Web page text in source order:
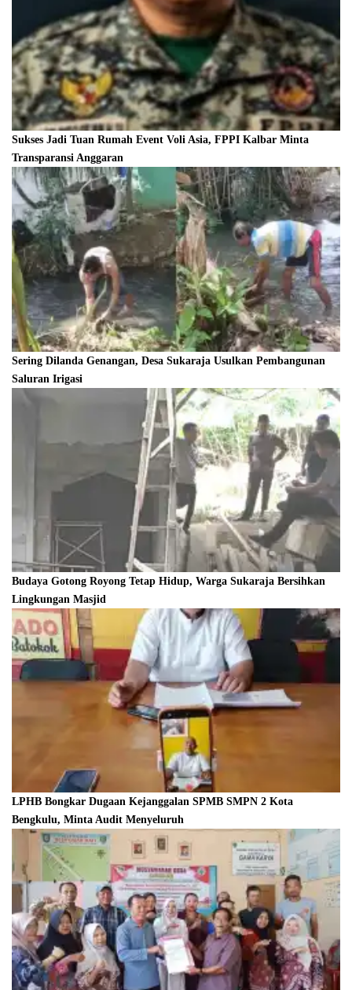
Sukses Jadi Tuan Rumah Event Voli Asia, FPPI Kalbar Minta
Transparansi Anggaran
Sering Dilanda Genangan, Desa Sukaraja Usulkan Pembangunan
Saluran Irigasi
Budaya Gotong Royong Tetap Hidup, Warga Sukaraja Bersihkan
Lingkungan Masjid
LPHB Bongkar Dugaan Kejanggalan SPMB SMPN 2 Kota
Bengkulu, Minta Audit Menyeluruh